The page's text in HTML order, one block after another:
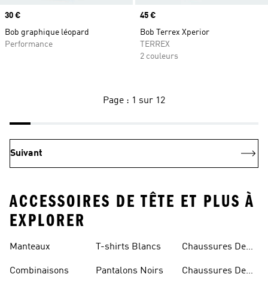
Prix
30 €
Bob graphique léopard
Performance
Prix
45 €
Bob Terrex Xperior
TERREX
2 couleurs
Page : 1 sur 12
Suivant
ACCESSOIRES DE TÊTE ET PLUS À
EXPLORER
Manteaux
Combinaisons
T-shirts Blancs
Pantalons Noirs
Chaussures De
Chaussures De